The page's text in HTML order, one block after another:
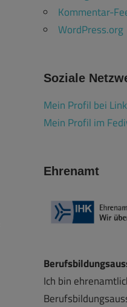
Kommentar-
WordPress.org
Soziale
Mein Profil bei
Mein Profil im
Ehrenamt
Ich bin